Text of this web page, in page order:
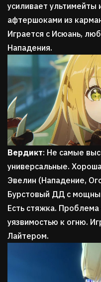
усиливает ультимейты
афтершоками из
Играется с Исюань,
Нападения.
Вердикт: Не самые
универсальные.
Эвелин (Нападение,
Бурстовый ДД с
Есть стяжка.
уязвимостью к огню.
Лайтером.